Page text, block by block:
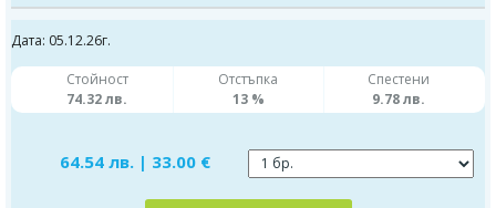
Дата: 05.12.26г.
Стойност
74.32 лв.
Отстъпка
13 %
Спестени
9.78 лв.
64.54 лв. | 33.00 €